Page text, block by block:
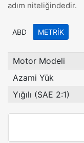
adım niteliğindedir.
ABD METRIK
Motor Modeli
Azami Yük
Yığılı (SAE 2:1)